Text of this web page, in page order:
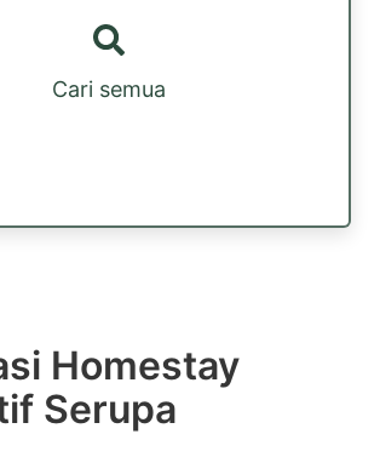
Cari semua
Homestay
Serupa